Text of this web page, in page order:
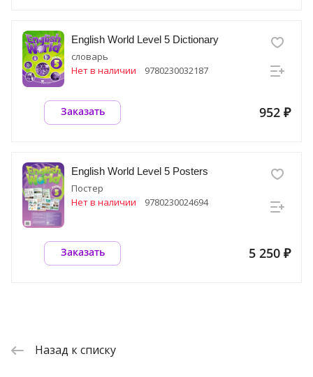
English World Level 5 Dictionary
словарь
Нет в наличии
9780230032187
952 ₽
Заказать
English World Level 5 Posters
Постер
Нет в наличии
9780230024694
5 250 ₽
Заказать
Назад к списку